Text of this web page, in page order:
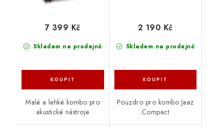
Skladem na prodejně
7 399 Kč
Malé a lehké kombo pro
akustické nástroje
Skladem na prodejně
2 190 Kč
Pouzdro pro kombo Jaaz
Compact